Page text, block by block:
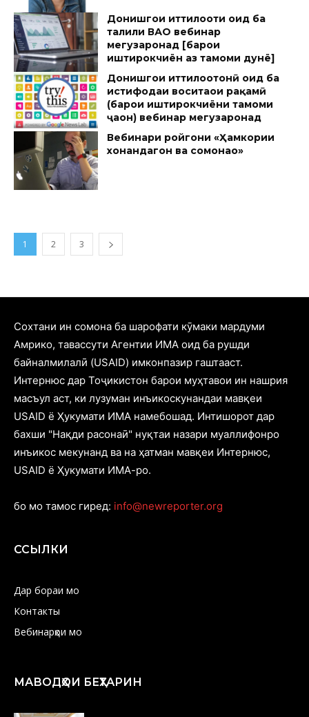
Донишгоҳи иттилооти оид ба
таҳлили ВАО вебинар
мегузаронад [барои
иштирокчиён аз тамоми дунё]
Донишгоҳи иттилоотонӣ оид ба
истифодаи воситаҳои рақамӣ
(барои иштирокчиёни тамоми
ҷаҳон) вебинар мегузаронад
Вебинари ройгони «Ҳамкории
хонандагон ва сомонаҳо»
1 2 3
Cохтани ин сомона ба шарофати кӯмаки мардуми
Амрико, тавассути Агентии ИМА оид ба рушди
байналмилалӣ (USAID) имконпазир гаштааст.
Интернюс дар Тоҷикистон барои муҳтавои ин нашрия
масъул аст, ки лузуман инъикоскунандаи мавқеи
USAID ё Ҳукумати ИМА намебошад. Интишорот дар
бахши "Нақди расонаӣ" нуқтаи назари муаллифонро
инъикос мекунанд ва на ҳатман мавқеи Интернюс,
USAID ё Ҳукумати ИМА-ро.
бо мо тамос гиред: info@newreporter.org
ССЫЛКИ
Дар бораи мо
Контакты
Вебинарҳои мо
МАВОДҲОИ БЕҲТАРИН